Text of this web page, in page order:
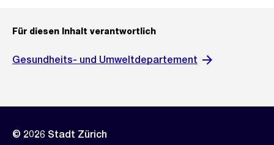
Für diesen Inhalt verantwortlich
Gesundheits- und Umweltdepartement
© 2026 Stadt Zürich